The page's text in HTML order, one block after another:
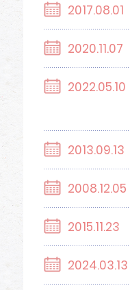
2017.08.01
2020.11.07
2022.05.10
2013.09.13
2008.12.05
2015.11.23
2024.03.13